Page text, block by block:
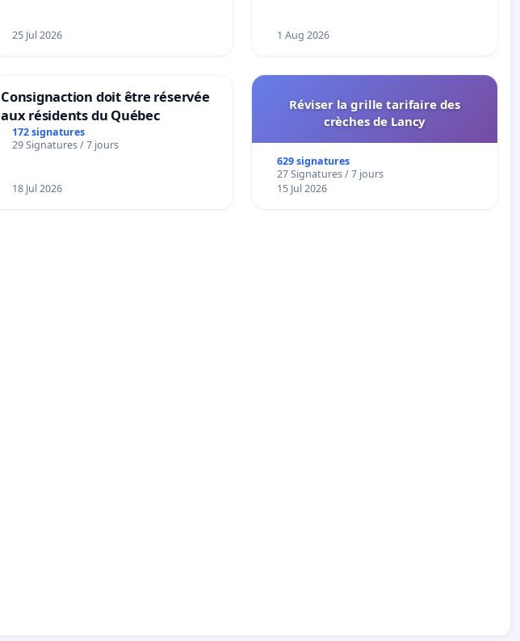
25 Jul 2026 1 Aug 2026
Consignaction doit être réservée
aux résidents du Québec
172 signatures
29 Signatures / 7 jours
18 Jul 2026
Réviser la grille tarifaire des
crèches de Lancy
629 signatures
27 Signatures / 7 jours
15 Jul 2026